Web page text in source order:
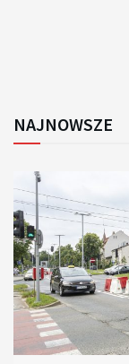
NAJNOWSZE